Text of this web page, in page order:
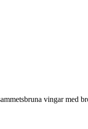
vingar med